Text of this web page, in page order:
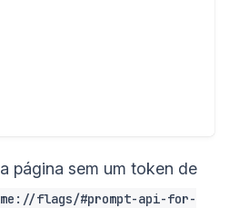
página sem um token de
flags/#prompt-api-for-